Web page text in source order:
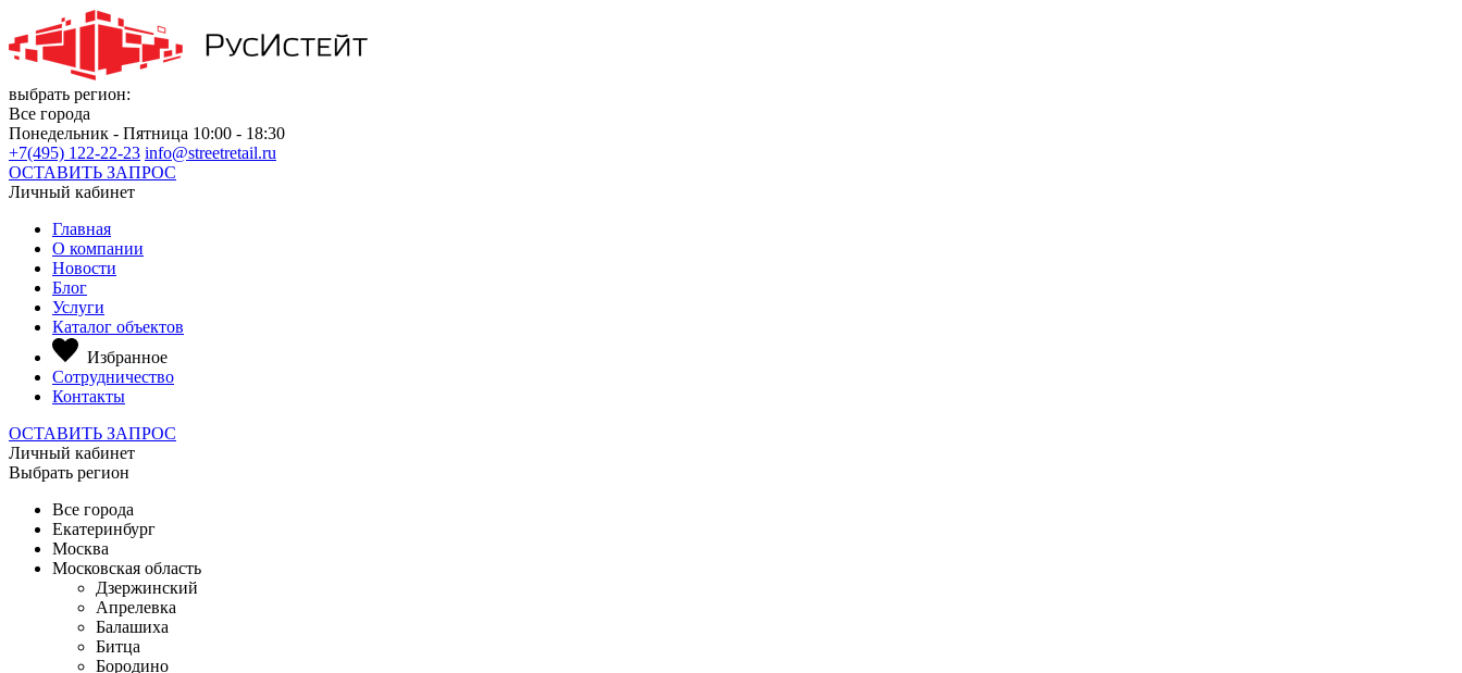
выбрать регион:
Все города
Понедельник - Пятница 10:00 - 18:30
+7(495) 122-22-23 info@streetretail.ru
ОСТАВИТЬ ЗАПРОС
Личный кабинет
Главная
О компании
Новости
Блог
Услуги
Каталог объектов
Избранное
Сотрудничество
Контакты
ОСТАВИТЬ ЗАПРОС
Личный кабинет
Выбрать регион
Все города
Екатеринбург
Москва
Московская область
Дзержинский
Апрелевка
Балашиха
Битца
Бородино